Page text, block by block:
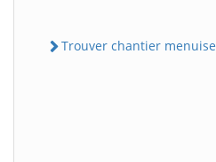
Trouver chantier